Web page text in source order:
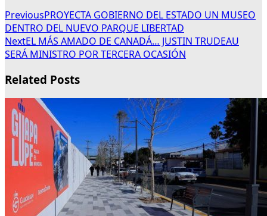
PreviousPROYECTA GOBIERNO DEL ESTADO UN MUSEO
DENTRO DEL NUEVO PARQUE LIBERTAD
NextEL MÁS AMADO DE CANADÁ… JUSTIN TRUDEAU
SERÁ MINISTRO POR TERCERA OCASIÓN
Related Posts